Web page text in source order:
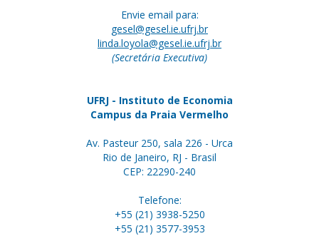
Envie email para:
gesel@gesel.ie.ufrj.br
linda.loyola@gesel.ie.ufrj.br
(Secretária Executiva)
UFRJ - Instituto de Economia
Campus da Praia Vermelho
Av. Pasteur 250, sala 226 - Urca
Rio de Janeiro, RJ - Brasil
CEP: 22290-240
Telefone:
+55 (21) 3938-5250
+55 (21) 3577-3953